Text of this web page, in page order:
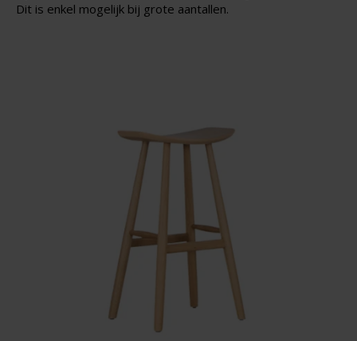
Dit is enkel mogelijk bij grote aantallen.